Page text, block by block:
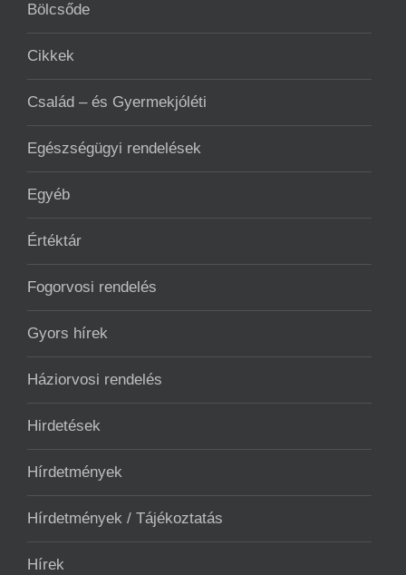
Bölcsőde
Cikkek
Család – és Gyermekjóléti
Egészségügyi rendelések
Egyéb
Értéktár
Fogorvosi rendelés
Gyors hírek
Háziorvosi rendelés
Hirdetések
Hírdetmények
Hírdetmények / Tájékoztatás
Hírek